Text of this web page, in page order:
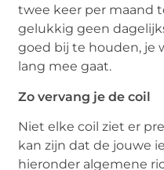
twee keer per maand
gelukkig geen
goed bij te houden, je
lang mee gaat.
Zo vervang je de coil
Niet elke coil ziet er
kan zijn dat de jouwe
hieronder algemene